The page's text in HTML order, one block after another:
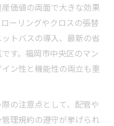
価値の両面で大きな効果
ーリングやクロスの張替
トバスの導入、最新の省
す。福岡市中央区のマン
ン性と機能性の両立も重
の注意点として、配管や
理規約の遵守が挙げられ